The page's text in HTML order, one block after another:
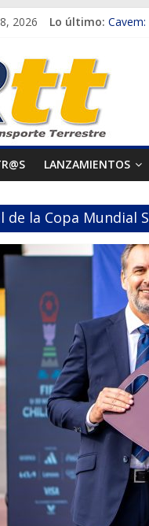
2026 Lo último:
Chile
LANZAMIENTOS
de la Copa Mundial